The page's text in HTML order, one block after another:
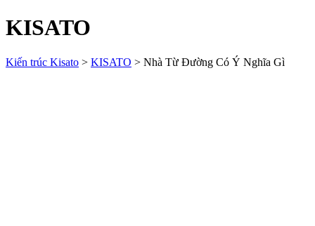
KISATO
Kiến trúc Kisato > KISATO > Nhà Từ Đường Có Ý Nghĩa Gì